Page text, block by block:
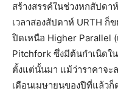
สร้างสรรค์ในช่วงหกสัปดา
เวลาสองสัปดาห์ URTH ก็
ปิดเหนือ Higher Parallel
Pitchfork ซึ่งมีต้นกำเนิดใ
ตั้งแต่นั้นมา แม้ว่าราคาจะ
เดือนเมษายนของปีที่แล้ว